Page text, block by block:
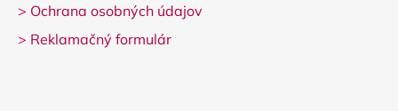
> Ochrana osobných údajov
> Reklamačný formulár